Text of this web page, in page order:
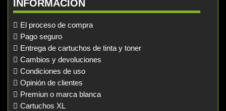
INFORMACIÓN
El proceso de compra
Pago seguro
Entrega de cartuchos de tinta y toner
Cambios y devoluciones
Condiciones de uso
Opinión de clientes
Premiun o marca blanca
Cartuchos XL